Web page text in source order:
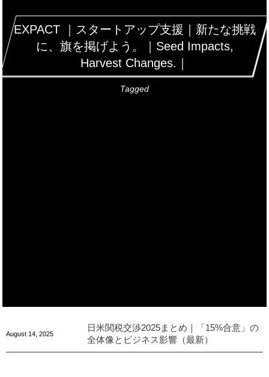
EXPACT ｜スタートアップ支援｜新たな挑戦
に、旗を掲げよう。｜Seed Impacts,
Harvest Changes.｜
Tagged
August 14 2025
日米関税交渉2025まとめ｜「15%合意」の
全体像とビジネス影響（最新）